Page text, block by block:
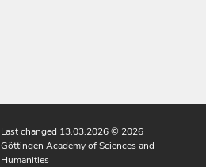
Last changed 13.03.2026© 2026
Göttingen Academy of Sciences and
Humanities